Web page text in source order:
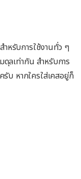
หรับการใช้งานทั่ว ๆ
ลเท่ากัน สำหรับการ
บ หากใครใส่เคสอยู่ก็